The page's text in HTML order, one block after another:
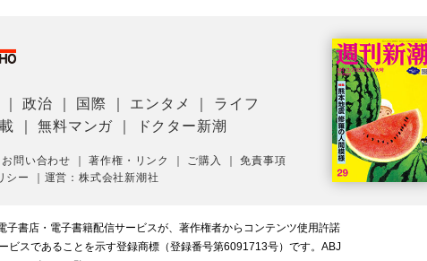
｜政治 国際 エンタメ
ライフ
｜無料マンガ ドクター新潮
お問い合わせ ｜著作権・リンク ご購入 ｜免責事項
シー 運営：株式会社新潮社
子書店・電子書籍配信サービスが、著作権者からコンテンツ使用許諾
ビスであることを示す登録商標（登録番号第6091713号）です。ABJ